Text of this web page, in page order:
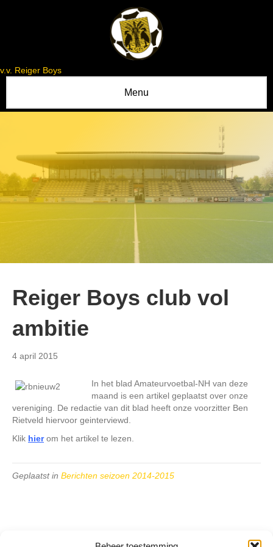
v.v. Reiger Boys
Menu
Reiger Boys club vol
ambitie
4 april 2015
In het blad Amateurvoetbal-NH van deze
maand is een artikel geplaatst over onze
vereniging. De redactie van dit blad heeft onze voorzitter Ben
Rietveld hiervoor geinterviewd.
Klik hierom het artikel te lezen.
Geplaatst in Berichten seizoen 2014-2015